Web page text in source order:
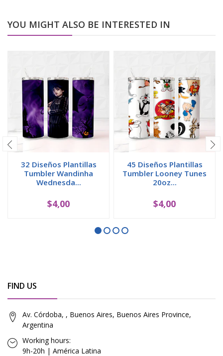
YOU MIGHT ALSO BE INTERESTED IN
32 Diseños Plantillas
Tumbler Wandinha
Wednesda...
$4,00
45 Diseños Plantillas
Tumbler Looney Tunes
20oz...
$4,00
FIND US
Av. Córdoba, , Buenos Aires, Buenos Aires Province,
Argentina
Working hours:
9h-20h | América Latina